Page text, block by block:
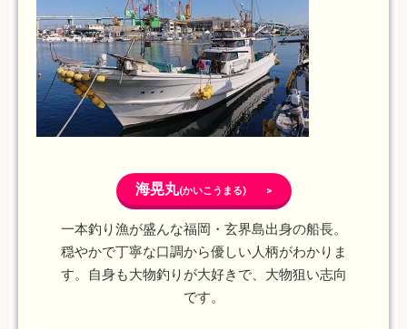
海晃丸(かいこうまる) >
一本釣り漁が盛んな福岡・玄界島出身の船長。
穏やかで丁寧な口調から優しい人柄がわかりま
す。自身も大物釣りが大好きで、大物狙い志向
です。